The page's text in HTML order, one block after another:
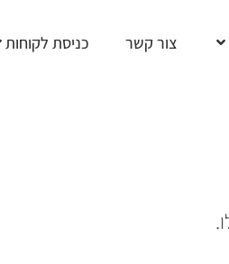
צור קשר כניסת לקוחות